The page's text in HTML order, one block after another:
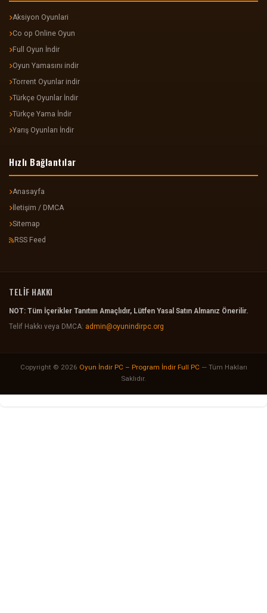
Aksiyon Oyunlari
Co op Online Oyun
Full Oyun İndir
Oyun Yamasını indir
Torrent Oyunlar indir
Türkçe Oyunlar İndir
Türkçe Yama İndir
Yarış Oyunları İndir
Hızlı Bağlantılar
Anasayfa
İletişim / DMCA
Sitemap
RSS Feed
TELİF HAKKI
NOT: Tüm İçerikler Tanıtım Amaçlıdır, Lütfen Yasal Satın Almanız Önerilir.
Telif Hakkı veya DMCA: admin@oyunindirpc.org
Copyright © 2026 Oyun İndir PC – Program İndir Full PC — Tüm Hakları
Saklıdır.